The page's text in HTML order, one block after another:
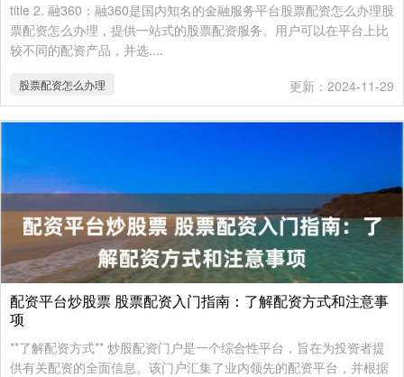
title 2. 融360：融360是国内知名的金融服务平台股票配资怎么办理股
票配资怎么办理，提供一站式的股票配资服务。用户可以在平台上比
较不同的配资产品，并选....
股票配资怎么办理 更新：2024-11-29
配资平台炒股票 股票配资入门指南：了解配资方式和注意事
项
**了解配资方式** 炒股配资门户是一个综合性平台，旨在为投资者提
供有关配资的全面信息。该门户汇集了业内领先的配资平台，并根据